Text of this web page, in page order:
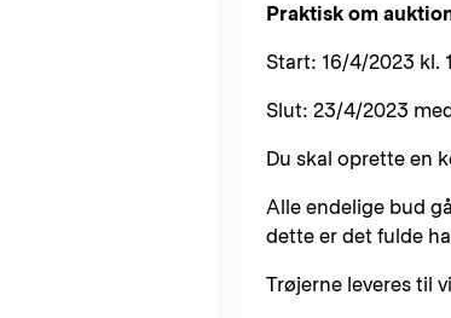
Praktisk om
Start: 16/4/2023 kl.
Slut: 23/4/2023
Du skal oprette en
Alle endelige bud
dette er det fulde
Trøjerne leveres til